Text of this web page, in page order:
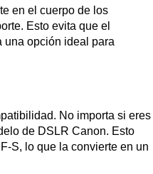
en el cuerpo de los
Esto evita que el
una opción ideal para
No importa si eres
de DSLR Canon. Esto
S, lo que la convierte en un